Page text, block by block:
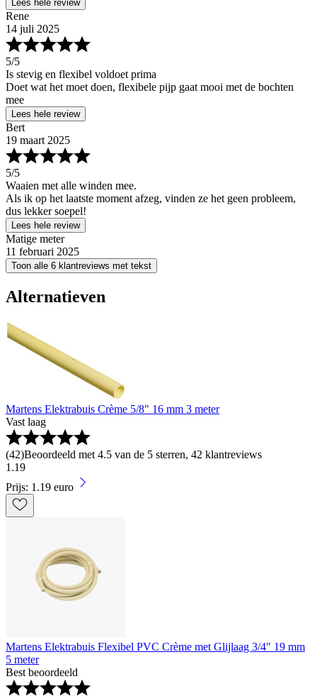
Lees hele review
Rene
14 juli 2025
5/5
Is stevig en flexibel voldoet prima
Doet wat het moet doen, flexibele pijp gaat mooi met de bochten
mee
Lees hele review
Bert
19 maart 2025
5/5
Waaien met alle winden mee.
Als ik op het laatste moment afzeg, vinden ze het geen probleem,
dus lekker soepel!
Lees hele review
Matige meter
11 februari 2025
Toon alle 6 klantreviews met tekst
Alternatieven
Martens Elektrabuis Crème 5/8" 16 mm 3 meter
Vast laag
(42)Beoordeeld met 4.5 van de 5 sterren, 42 klantreviews
1 .19
Prijs: 1.19 euro
Martens Elektrabuis Flexibel PVC Crème met Glijlaag 3/4" 19 mm
5 meter
Best beoordeeld